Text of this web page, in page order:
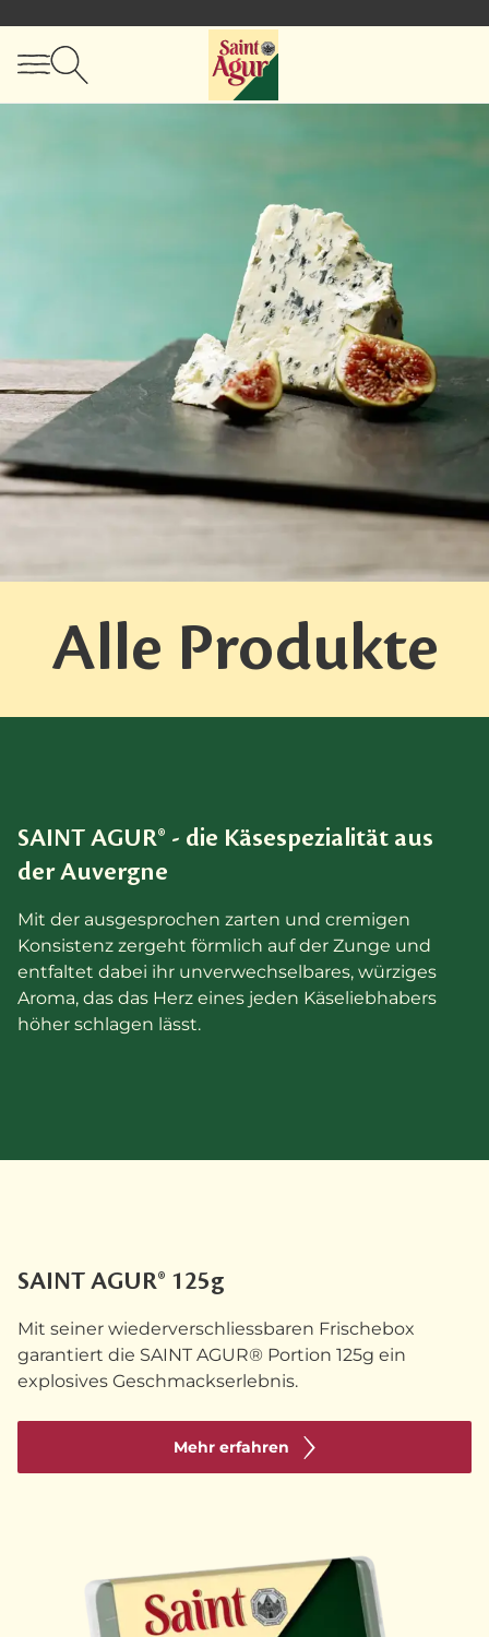
Alle Produkte
SAINT AGUR® - die Käsespezialität aus
der Auvergne
Mit der ausgesprochen zarten und cremigen
Konsistenz zergeht förmlich auf der Zunge und
entfaltet dabei ihr unverwechselbares, würziges
Aroma, das das Herz eines jeden Käseliebhabers
höher schlagen lässt.
SAINT AGUR® 125g
Mit seiner wiederverschliessbaren Frischebox
garantiert die SAINT AGUR® Portion 125g ein
explosives Geschmackserlebnis.
Mehr erfahren